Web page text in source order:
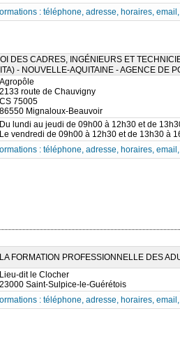
: téléphone, adresse, horaires,
DES CADRES, INGÉNIEURS ET
- NOUVELLE-AQUITAINE - AGENCE DE
Agropôle
2133 route de Chauvigny
CS 75005
86550 Mignaloux-Beauvoir
Du lundi au jeudi de 09h00 à 12h30 et de
Le vendredi de 09h00 à 12h30 et de 13h30 à
: téléphone, adresse, horaires,
FORMATION PROFESSIONNELLE DES
Lieu-dit le Clocher
23000 Saint-Sulpice-le-Guérétois
: téléphone, adresse, horaires,